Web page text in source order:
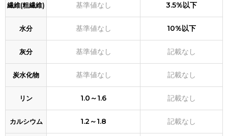
繊維(粗繊維) 基準値なし 3.5%以下
水分 基準値なし 10%以下
灰分 基準値なし 記載なし
炭水化物 基準値なし 記載なし
リン 1.0～1.6 記載なし
カルシウム 1.2～1.8 記載なし